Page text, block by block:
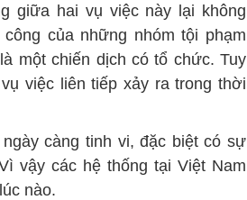
giữa hai vụ việc này lại không
của những nhóm tội phạm
một chiến dịch có tổ chức. Tuy
việc liên tiếp xảy ra trong thời
càng tinh vi, đặc biệt có sự
vậy các hệ thống tại Việt Nam
nào.